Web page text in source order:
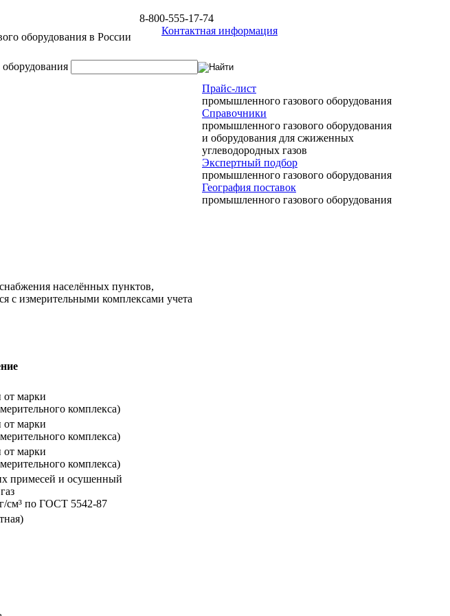
оборудования в России
8-800-555-17-74
Контактная информация
населённых пунктов,
с измерительными комплексами учета
от марки
комплекса)
от марки
комплекса)
от марки
комплекса)
примесей и осушенный
см³ по ГОСТ 5542-87
Прайс-лист
промышленного газового оборудования
Справочники
промышленного газового оборудования
и оборудования для сжиженных
углеводородных газов
Экспертный подбор
промышленного газового оборудования
География поставок
промышленного газового оборудования